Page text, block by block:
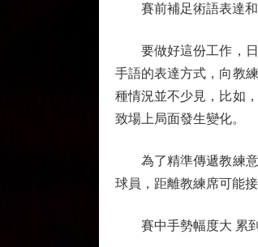
賽前補足術語表達和
要做好這份工作，日
手語的表達方式，向教
種情況並不少見，比如
致場上局面發生變化。
為了精準傳遞教練意
球員，距離教練席可能
賽中手勢幅度大 累